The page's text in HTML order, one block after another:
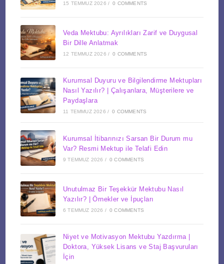
15 TEMMUZ 2026 / 0 COMMENTS
Veda Mektubu: Ayrılıkları Zarif ve Duygusal
Bir Dille Anlatmak
12 TEMMUZ 2026 / 0 COMMENTS
Kurumsal Duyuru ve Bilgilendirme Mektupları
Nasıl Yazılır? | Çalışanlara, Müşterilere ve
Paydaşlara
11 TEMMUZ 2026 / 0 COMMENTS
Kurumsal İtibarınızı Sarsan Bir Durum mu
Var? Resmi Mektup ile Telafi Edin
9 TEMMUZ 2026 / 0 COMMENTS
Unutulmaz Bir Teşekkür Mektubu Nasıl
Yazılır? | Örnekler ve İpuçları
6 TEMMUZ 2026 / 0 COMMENTS
Niyet ve Motivasyon Mektubu Yazdırma |
Doktora, Yüksek Lisans ve Staj Başvuruları
İçin